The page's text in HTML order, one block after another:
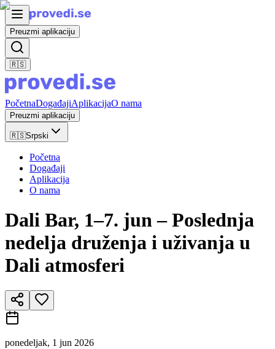
Preuzmi aplikaciju
🇷🇸
PočetnaDogađajiAplikacijaO nama
Preuzmi aplikaciju
🇷🇸Srpski
Početna
Događaji
Aplikacija
O nama
Dali Bar, 1–7. jun – Poslednja
nedelja druženja i uživanja u
Dali atmosferi
ponedeljak, 1 jun 2026